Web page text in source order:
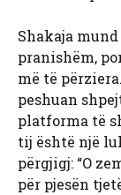
Shakaja
pranishëm,
më të
peshuan
platforma të
tij është një
përgjigj: “O
për pjesën